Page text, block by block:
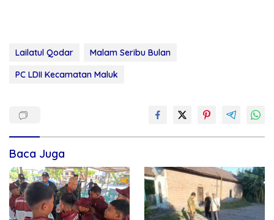
Lailatul Qodar
Malam Seribu Bulan
PC LDII Kecamatan Maluk
Baca Juga